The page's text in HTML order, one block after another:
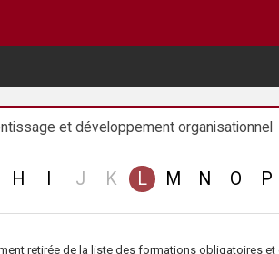
et développement organisationnel
H Jno
Kno L M N O P
retirée de la liste des formations obligatoires et